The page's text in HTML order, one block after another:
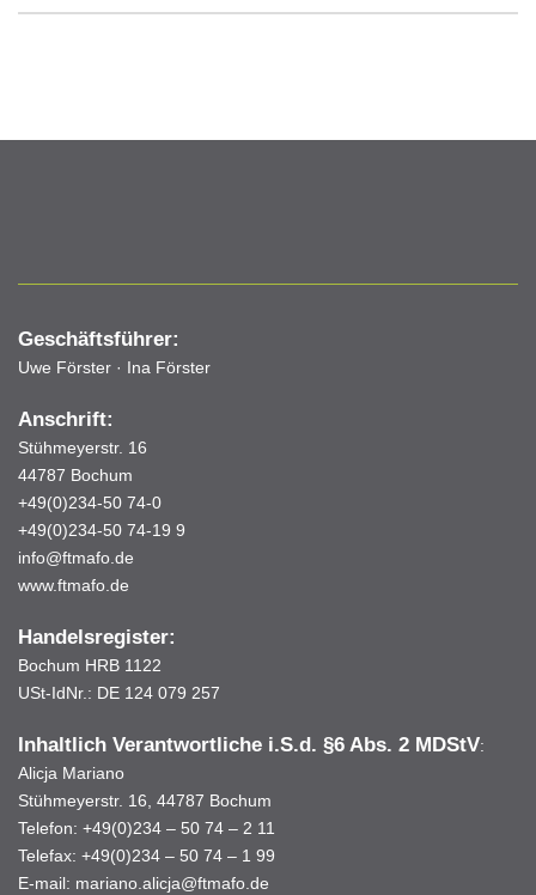
Geschäftsführer:
Uwe Förster · Ina Förster
Anschrift:
Stühmeyerstr. 16
44787 Bochum
+49(0)234-50 74-0
+49(0)234-50 74-19 9
info@ftmafo.de
www.ftmafo.de
Handelsregister:
Bochum HRB 1122
USt-IdNr.: DE 124 079 257
Inhaltlich Verantwortliche i.S.d. §6 Abs. 2 MDStV:
Alicja Mariano
Stühmeyerstr. 16, 44787 Bochum
Telefon: +49(0)234 – 50 74 – 2 11
Telefax: +49(0)234 – 50 74 – 1 99
E-mail: mariano.alicja@ftmafo.de